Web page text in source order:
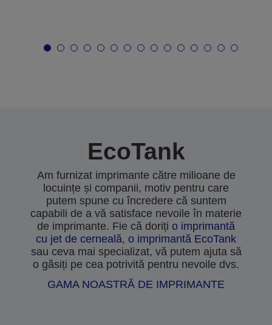
EcoTank
Am furnizat imprimante către milioane de
locuințe și companii, motiv pentru care
putem spune cu încredere că suntem
capabili de a vă satisface nevoile în materie
de imprimante. Fie că doriți o imprimantă
cu jet de cerneală, o imprimantă EcoTank
sau ceva mai specializat, vă putem ajuta să
o găsiți pe cea potrivită pentru nevoile dvs.
GAMA NOASTRĂ DE IMPRIMANTE